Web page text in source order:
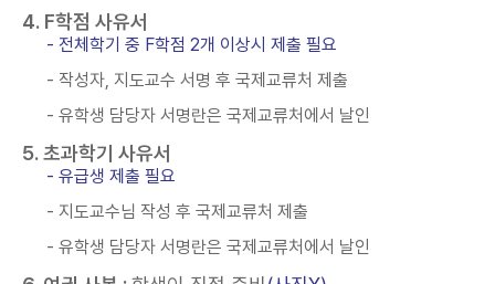
4. F학점 사유서
- 전체학기 중 F학점 2개 이상시 제출 필요
- 작성자, 지도교수 서명 후 국제교류처 제출
- 유학생 담당자 서명란은 국제교류처에서 날인
5. 초과학기 사유서
- 유급생 제출 필요
- 지도교수님 작성 후 국제교류처 제출
- 유학생 담당자 서명란은 국제교류처에서 날인